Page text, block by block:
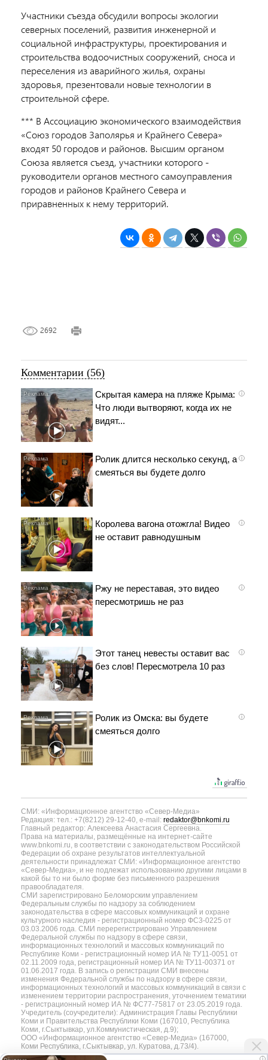
Участники съезда обсудили вопросы экологии
северных поселений, развития инженерной и
социальной инфраструктуры, проектирования и
строительства водоочистных сооружений, сноса и
переселения из аварийного жилья, охраны
здоровья, презентовали новые технологии в
строительной сфере.
*** В Ассоциацию экономического взаимодействия
«Союз городов Заполярья и Крайнего Севера»
входят 50 городов и районов. Высшим органом
Союза является съезд, участники которого -
руководители органов местного самоуправления
городов и районов Крайнего Севера и
приравненных к нему территорий.
2692
Комментарии (56)
i
Скрытая камера на пляже Крыма:
Что люди вытворяют, когда их не
видят...
i
Ролик длится несколько секунд, а
смеяться вы будете долго
i
Королева вагона отожгла! Видео
не оставит равнодушным
i
Ржу не переставая, это видео
пересмотришь не раз
i
Этот танец невесты оставит вас
без слов! Пересмотрела 10 раз
i
Ролик из Омска: вы будете
смеяться долго
СМИ: «Информационное агентство «Север-Медиа»
Редакция: тел.: +7(8212) 29-12-40, e-mail: redaktor@bnkomi.ru
Главный редактор: Алексеева Анастасия Сергеевна.
Права на материалы, размещённые на интернет-сайте
www.bnkomi.ru, в соответствии с законодательством Российской
Федерации об охране результатов интеллектуальной
деятельности принадлежат СМИ: «Информационное агентство
«Север-Медиа», и не подлежат использованию другими лицами в
какой бы то ни было форме без письменного разрешения
правообладателя.
СМИ зарегистрировано Беломорским управлением
Федеральным службы по надзору за соблюдением
законодательства в сфере массовых коммуникаций и охране
культурного наследия - регистрационный номер ФС3-0225 от
03.03.2006 года. СМИ перерегистрировано Управлением
Федеральной службы по надзору в сфере связи,
информационных технологий и массовых коммуникаций по
Республике Коми - регистрационный номер ИА № ТУ11-0051 от
02.11.2009 года, регистрационный номер ИА № ТУ11-00371 от
01.06.2017 года. В запись о регистрации СМИ внесены
изменения Федеральной службы по надзору в сфере связи,
информационных технологий и массовых коммуникаций в связи с
изменением территории распространения, уточнением тематики
- регистрационный номер ИА № ФС77-75817 от 23.05.2019 года.
Учредитель (соучредители): Администрация Главы Республики
Коми и Правительства Республики Коми (167010, Республика
Коми, г.Сыктывкар, ул.Коммунистическая, д.9);
ООО «Информационное агентство «Север-Медиа» (167000,
Коми Республика, г.Сыктывкар, ул. Куратова, д.73/4).
i